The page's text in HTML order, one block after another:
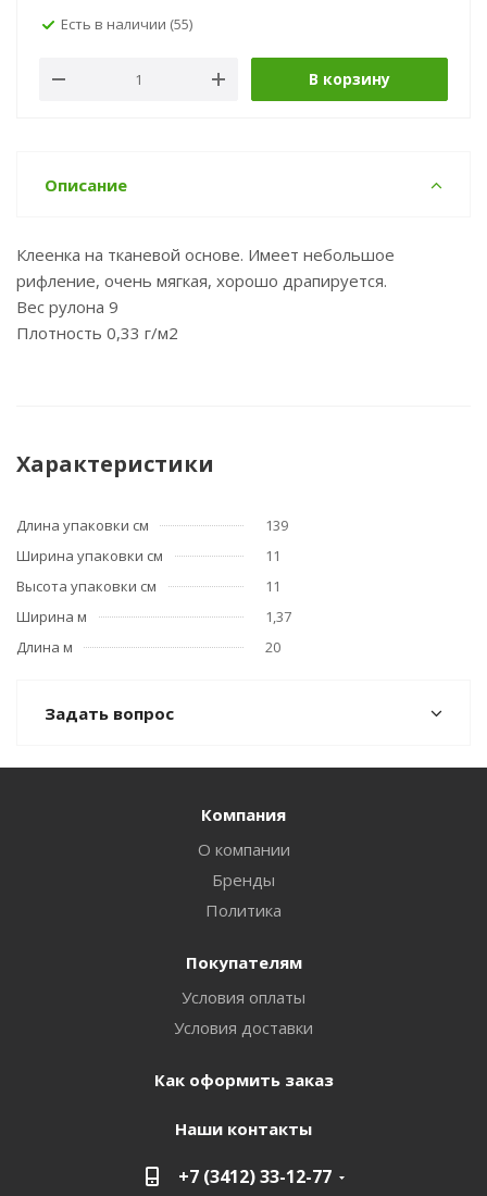
Есть в наличии (55)
В корзину
Описание
Клеенка на тканевой основе. Имеет небольшое
рифление, очень мягкая, хорошо драпируется.
Вес рулона 9
Плотность 0,33 г/м2
Характеристики
Длина упаковки см
139
Ширина упаковки см
11
Высота упаковки см
11
Ширина м
1,37
Длина м
20
Задать вопрос
Компания
О компании
Бренды
Политика
Покупателям
Условия оплаты
Условия доставки
Как оформить заказ
Наши контакты
+7 (3412) 33-12-77